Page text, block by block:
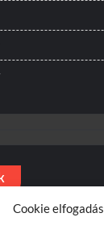
Cookie elfogadás